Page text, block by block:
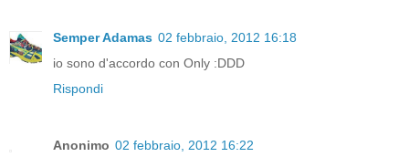
Semper Adamas 02 febbraio, 2012 16:18
io sono d'accordo con Only :DDD
Rispondi
Anonimo 02 febbraio, 2012 16:22